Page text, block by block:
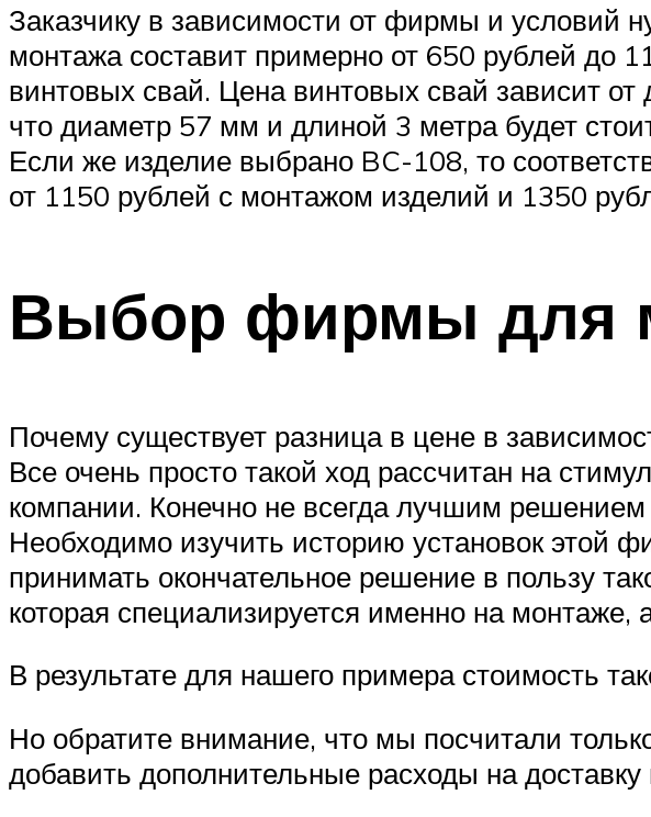
Заказчику в зависимости от фирмы и условий
монтажа составит примерно от 650 рублей до
винтовых свай. Цена винтовых свай зависит
что диаметр 57 мм и длиной 3 метра будет
Если же изделие выбрано BC-108, то
от 1150 рублей с монтажом изделий и 1350
Выбор фирмы для
Почему существует разница в цене в
Все очень просто такой ход рассчитан на
компании. Конечно не всегда лучшим решением
Необходимо изучить историю установок этой
принимать окончательное решение в пользу
которая специализируется именно на монтаже,
В результате для нашего примера стоимость
Но обратите внимание, что мы посчитали
добавить дополнительные расходы на